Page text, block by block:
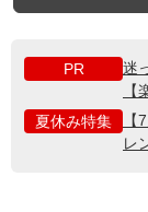
PR
迷
【
夏休み特集
レ